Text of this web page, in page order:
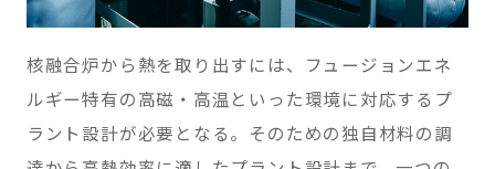
核融合炉から熱を取り出すには、フュージョンエネ
ルギー特有の高磁・高温といった環境に対応するプ
ラント設計が必要となる。そのための独自材料の調